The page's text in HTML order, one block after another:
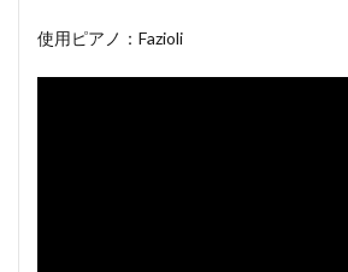
使用ピアノ：Fazioli